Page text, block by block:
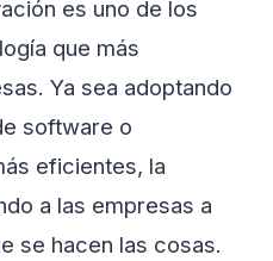
es uno de los
que más
Ya sea adoptando
software o
eficientes, la
a las empresas a
se hacen las cosas.